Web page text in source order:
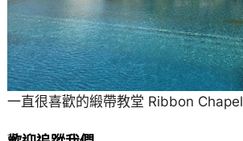
一直很喜歡的緞帶教堂 Ribbon Chapel